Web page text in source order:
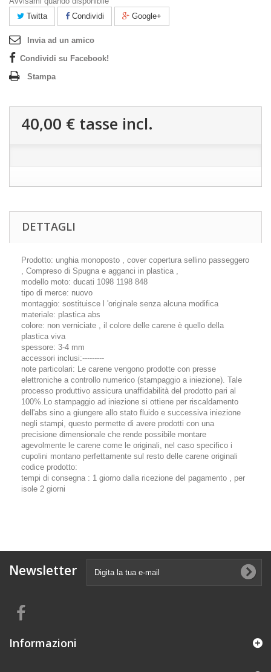
Twitta
Condividi Google+
Invia ad un amico
Condividi su Facebook!
Stampa
40,00 € tasse incl.
DETTAGLI
Prodotto: unghia monoposto , cover copertura sellino passeggero
, Compreso di Spugna e agganci in plastica ,
modello moto: ducati 1098 1198 848
tipo di merce: nuovo
montaggio: sostituisce l 'originale senza alcuna modifica
materiale: plastica abs
colore: non verniciate , il colore delle carene è quello della
plastica viva
spessore: 3-4 mm
accessori inclusi:---------
note particolari: Le carene vengono prodotte con presse
elettroniche a controllo numerico (stampaggio a iniezione). Tale
processo produttivo assicura unaffidabilità del prodotto pari al
100%.Lo stampaggio ad iniezione si ottiene per riscaldamento
dell'abs sino a giungere allo stato fluido e successiva iniezione
negli stampi, questo permette di avere prodotti con una
precisione dimensionale che rende possibile montare
agevolmente le carene come le originali, nel caso specifico i
cupolini montano perfettamente sul resto delle carene originali
codice prodotto:
tempi di consegna : 1 giorno dalla ricezione del pagamento , per
isole 2 giorni
Newsletter
Informazioni